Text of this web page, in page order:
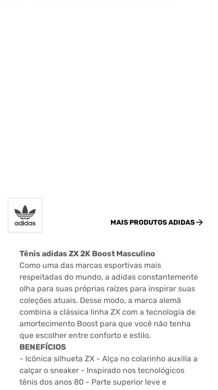
MAIS PRODUTOSADIDAS
Tênis adidas ZX 2K Boost Masculino
Como uma das marcas esportivas mais
respeitadas do mundo, a adidas constantemente
olha para suas próprias raízes para inspirar suas
coleções atuais. Desse modo, a marca alemã
combina a clássica linha ZX com a tecnologia de
amortecimento Boost para que você não tenha
que escolher entre conforto e estilo.
BENEFÍCIOS
- Icônica silhueta ZX - Alça no colarinho auxilia a
calçar o sneaker - Inspirado nos tecnológicos
tênis dos anos 80 - Parte superior leve e